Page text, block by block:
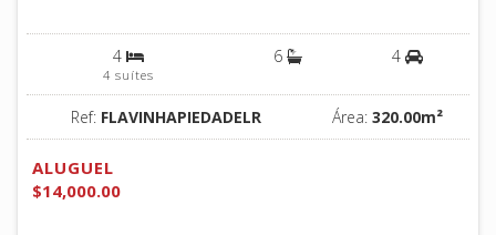
4
4 suítes
6 4
Ref: FLAVINHAPIEDADELR Área: 320.00m²
ALUGUEL
$14,000.00